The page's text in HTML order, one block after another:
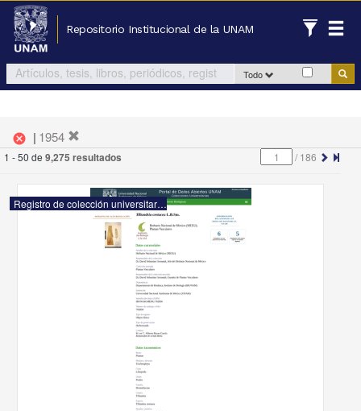
Repositorio Institucional de la UNAM
Todo
cancel | 1954
1 - 50 de 9,275 resultados /186
Registro de colección universitaria